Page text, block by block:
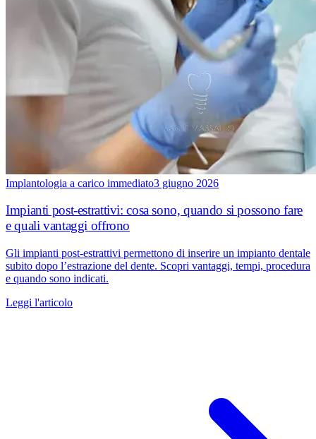
Implantologia a carico immediato3 giugno 2026
Impianti post-estrattivi: cosa sono, quando si possono fare
e quali vantaggi offrono
Gli impianti post-estrattivi permettono di inserire un impianto dentale
subito dopo l’estrazione del dente. Scopri vantaggi, tempi, procedura
e quando sono indicati.
Leggi l'articolo